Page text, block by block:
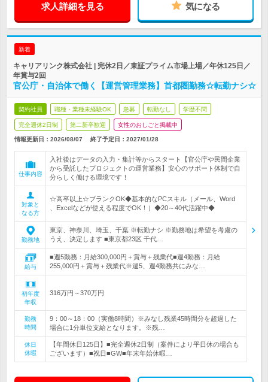
求人詳細を見る 気になる
新着
キャリアリンク株式会社 | 完休2日／東証プライム市場上場／年休125日／
年賞与2回
官公庁・自治体で働く【運営管理業務】首都圏勤務☆転勤ナシ☆
契約社員 職種・業種未経験OK 急募 転勤なし 学歴不問
完全週休2日制 第二新卒歓迎 女性のおしごと掲載中
情報更新日：2026/08/07 終了予定日： 2027/01/28
仕事内容
入社後はデータの入力・集計等からスタート【官公庁や民間企業
から受託したプロジェクトの運営業務】安心のサポート体制で自
分らしく働ける環境です！
対象と
なる方
☆高卒以上☆ブランクOK◆基本的なPCスキル（メール、Word
、Excelなどが使える程度でOK！）◆20～40代活躍中◆
勤務地
東京、神奈川、埼玉、千葉 ※転勤ナシ ※勤務地は希望を考慮の
うえ、決定します ■東京都23区 千代…
給与
■週5勤務：月給300,000円＋賞与＋残業代■週4勤務：月給
255,000円＋賞与＋残業代※週5、週4勤務共にみな…
初年度
年収
316万円～370万円
勤務
時間
9：00～18：00（実働8時間）※みなし残業45時間分を超過した
場合に1分単位支給となります。※残…
休日
休暇
【年間休日125日】■完全週休2日制（案件により平日休の場合も
ございます）■祝日■GW■年末年始休暇…